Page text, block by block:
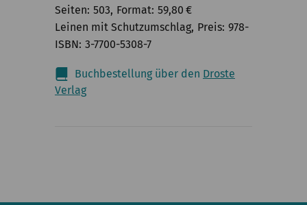
Seiten 503 Format
Leinen mit Schutzumschlag Preis
59,80 €
ISBN
978-
3-7700-5308-7
Buchbestellung über den Droste
Verlag